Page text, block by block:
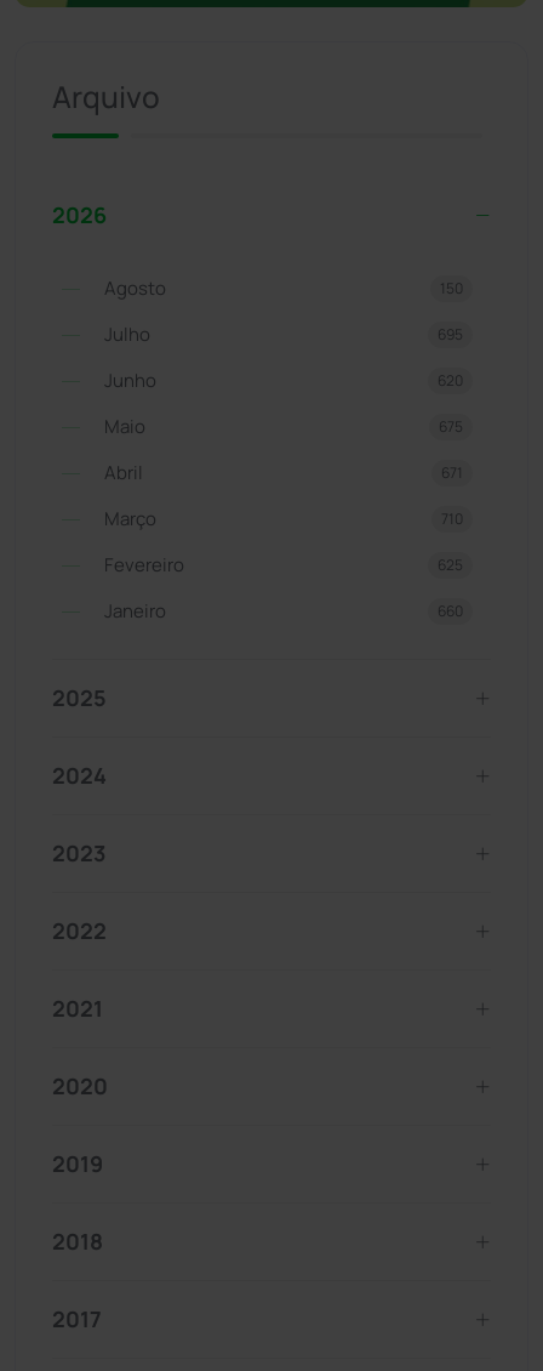
Arquivo
2026
Agosto 150
Julho 695
Junho 620
Maio 675
Abril 671
Março 710
Fevereiro 625
Janeiro 660
2025
2024
2023
2022
2021
2020
2019
2018
2017